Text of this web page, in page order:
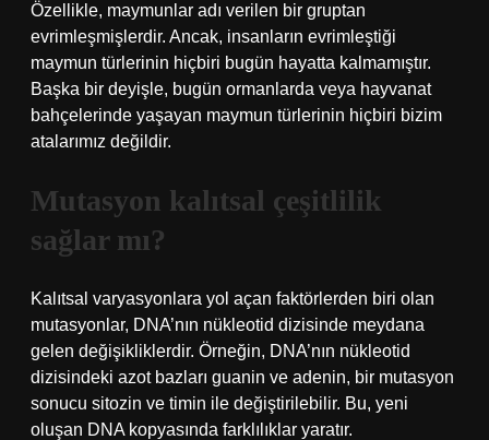
Özellikle, maymunlar adı verilen bir gruptan
evrimleşmişlerdir. Ancak, insanların evrimleştiği
maymun türlerinin hiçbiri bugün hayatta kalmamıştır.
Başka bir deyişle, bugün ormanlarda veya hayvanat
bahçelerinde yaşayan maymun türlerinin hiçbiri bizim
atalarımız değildir.
Mutasyon kalıtsal çeşitlilik
sağlar mı?
Kalıtsal varyasyonlara yol açan faktörlerden biri olan
mutasyonlar, DNA’nın nükleotid dizisinde meydana
gelen değişikliklerdir. Örneğin, DNA’nın nükleotid
dizisindeki azot bazları guanin ve adenin, bir mutasyon
sonucu sitozin ve timin ile değiştirilebilir. Bu, yeni
oluşan DNA kopyasında farklılıklar yaratır.